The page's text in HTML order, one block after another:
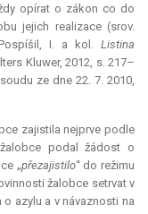
opírat o zákon co do
jejich realizace (srov.
I. a kol. Listina
Kluwer, 2012, s. 217–
ze dne 22. 7. 2010,
zajistila nejprve podle
podal žádost o
„přezajistilo“ do režimu
žalobce setrvat v
azylu a v návaznosti na